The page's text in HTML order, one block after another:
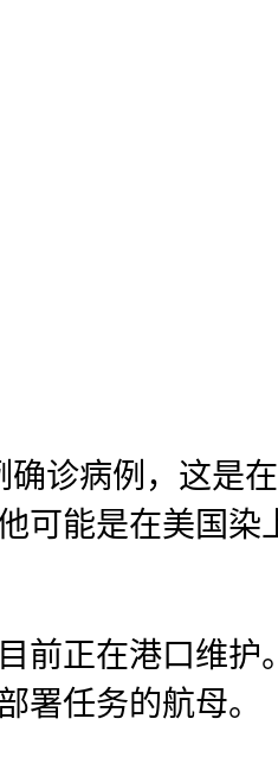
诊病例，这是
可能是在美国染
前正在港口维护
署任务的航母。